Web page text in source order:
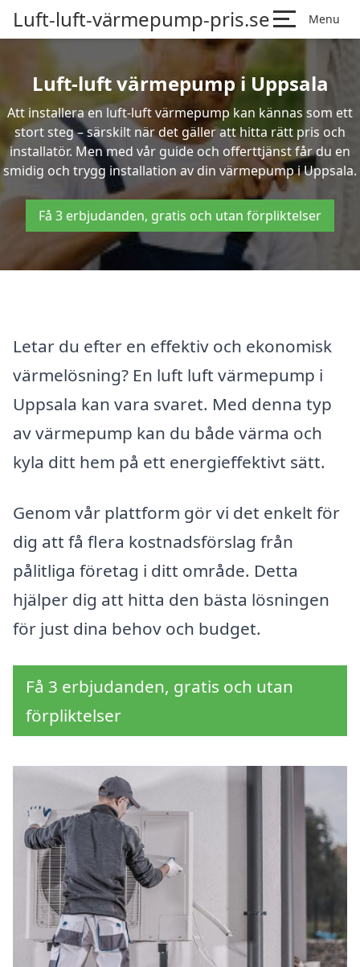
Luft-luft-värmepump-pris.se Menu
Luft-luft värmepump i Uppsala
Att installera en luft-luft värmepump kan kännas som ett
stort steg – särskilt när det gäller att hitta rätt pris och
installatör. Men med vår guide och offerttjänst får du en
smidig och trygg installation av din värmepump i Uppsala.
Få 3 erbjudanden, gratis och utan förpliktelser
Letar du efter en effektiv och ekonomisk
värmelösning? En luft luft värmepump i
Uppsala kan vara svaret. Med denna typ
av värmepump kan du både värma och
kyla ditt hem på ett energieffektivt sätt.
Genom vår plattform gör vi det enkelt för
dig att få flera kostnadsförslag från
pålitliga företag i ditt område. Detta
hjälper dig att hitta den bästa lösningen
för just dina behov och budget.
Få 3 erbjudanden, gratis och utan
förpliktelser